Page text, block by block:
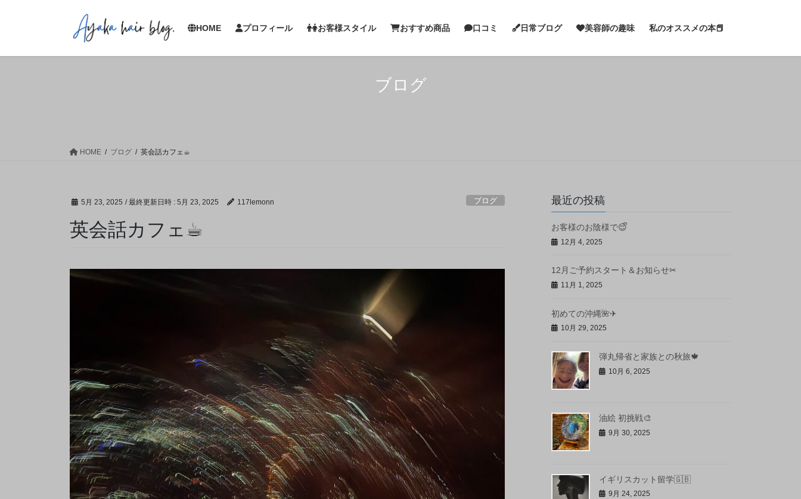
HOME プロフィール お客様スタイル おすすめ商品 口コミ 日常ブログ 美容師の趣味 私のオススメの本📕
ブログ
HOME ブログ 英会話カフェ☕︎
5月 23, 2025 / 最終更新日時 : 5月 23, 2025 117lemonn ブログ
英会話カフェ☕︎
最近の投稿
お客様のお陰様で😌ᩚ
12月 4, 2025
12月ご予約スタート＆お知らせ✂︎
11月 1, 2025
初めての沖縄🌺✈
10月 29, 2025
弾丸帰省と家族との秋旅🍁
10月 6, 2025
油絵 初挑戦🎨
9月 30, 2025
イギリスカット留学🇬🇧
9月 24, 2025